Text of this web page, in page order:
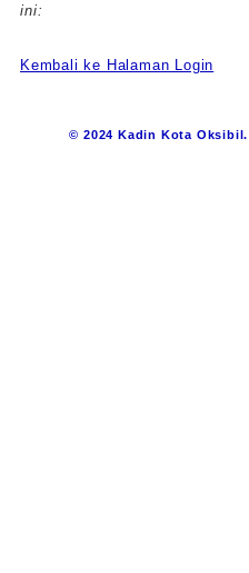
ini:
Kembali ke Halaman Login
© 2024 Kadin Kota